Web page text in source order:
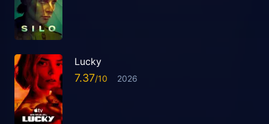
Lucky
7.37 2026